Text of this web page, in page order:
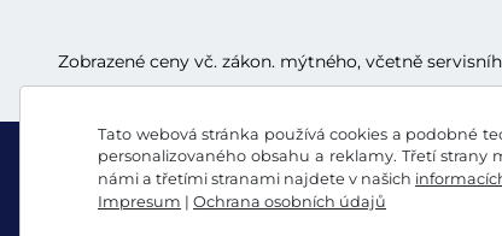
Tato webová stránka používá cookies a podobné
personalizovaného obsahu a reklamy. Třetí
námi a třetími stranami najdete v našich
Impresum | Ochrana osobních údajů
Zobrazené ceny vč. zákon. mýtného, včetně